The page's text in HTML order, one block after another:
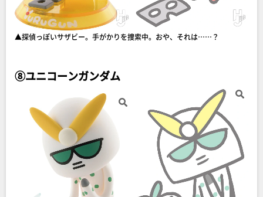
▲探偵っぽいサザビー。手がかりを捜索中。おや、それは……？
⑧ユニコーンガンダム